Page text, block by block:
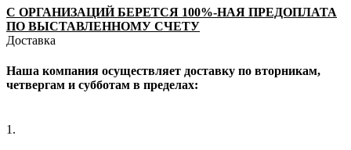
С ОРГАНИЗАЦИЙ БЕРЕТСЯ 100%-НАЯ ПРЕДОПЛАТА
ПО ВЫСТАВЛЕННОМУ СЧЕТУ
Доставка
Наша компания осуществляет доставку по вторникам,
четвергам и субботам в пределах:
1.